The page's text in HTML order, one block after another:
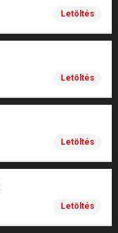
Letöltés
Letöltés
Letöltés
Letöltés